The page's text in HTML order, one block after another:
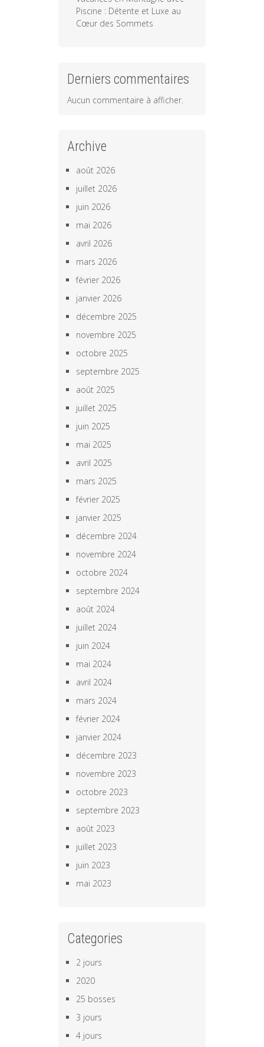
Piscine : Détente et Luxe au
Cœur des Sommets
Derniers commentaires
Aucun commentaire à afficher.
Archive
août 2026
juillet 2026
juin 2026
mai 2026
avril 2026
mars 2026
février 2026
janvier 2026
décembre 2025
novembre 2025
octobre 2025
septembre 2025
août 2025
juillet 2025
juin 2025
mai 2025
avril 2025
mars 2025
février 2025
janvier 2025
décembre 2024
novembre 2024
octobre 2024
septembre 2024
août 2024
juillet 2024
juin 2024
mai 2024
avril 2024
mars 2024
février 2024
janvier 2024
décembre 2023
novembre 2023
octobre 2023
septembre 2023
août 2023
juillet 2023
juin 2023
mai 2023
Categories
2 jours
2020
25 bosses
3 jours
4 jours